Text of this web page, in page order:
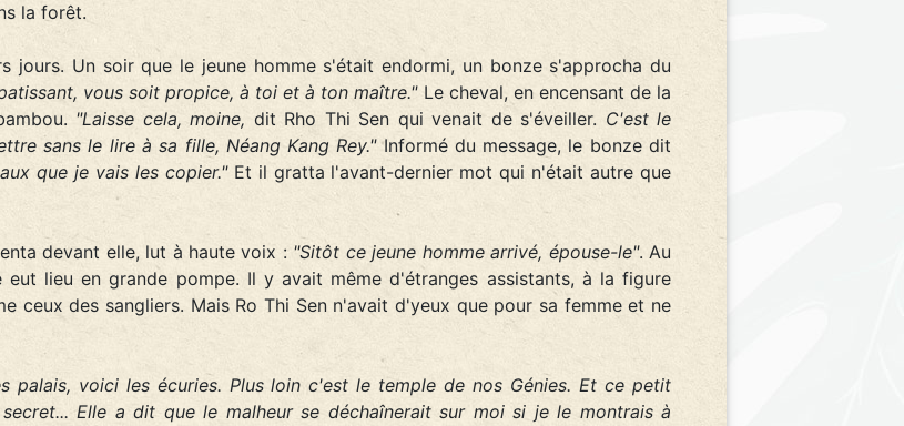
la forêt.
jours. Un soir que le jeune homme s'était endormi, un bonze s'approcha du
vous soit propice, à toi et à ton maître."Le cheval, en encensant de la
"Laisse cela, moine, dit Rho Thi Sen qui venait de s'éveiller. C'est le
sans le lire à sa fille, Néang Kang Rey."Informé du message, le bonze dit
que je vais les copier."Et il gratta l'avant-dernier mot qui n'était autre que
devant elle, lut à haute voix : "Sitôt ce jeune homme arrivé, épouse-le". Au
eut lieu en grande pompe. Il y avait même d'étranges assistants, à la figure
ceux des sangliers. Mais Ro Thi Sen n'avait d'yeux que pour sa femme et ne
palais, voici les écuries. Plus loin c'est le temple de nos Génies. Et ce petit
Elle a dit que le malheur se déchaînerait sur moi si je le montrais à